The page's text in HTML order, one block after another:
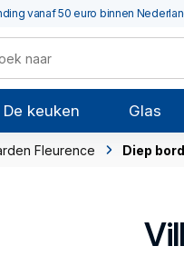
vanaf 50 euro binnen
De keuken Glas
Fleurence Diep bord